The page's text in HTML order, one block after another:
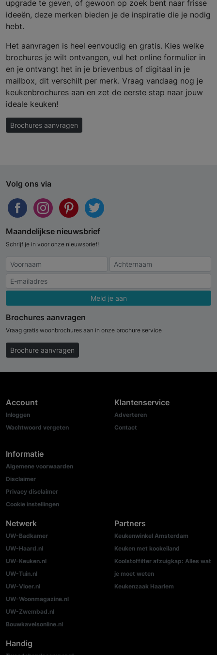
upgrade te geven, of gewoon op zoek bent naar frisse
ideeën, deze merken bieden je de inspiratie die je nodig
hebt.
Het aanvragen is heel eenvoudig en gratis. Kies welke
brochures je wilt ontvangen, vul het online formulier in
en je ontvangt het in je brievenbus of digitaal in je
mailbox, dit verschilt per merk. Vraag vandaag nog je
keukenbrochures aan en zet de eerste stap naar jouw
ideale keuken!
Brochures aanvragen
Volg ons via
Maandelijkse nieuwsbrief
Schrijf je in voor onze nieuwsbrief!
Meld je aan
Brochures aanvragen
Vraag gratis woonbrochures aan in onze brochure service
Brochure aanvragen
Account
Inloggen
Wachtwoord vergeten
Informatie
Algemene voorwaarden
Disclaimer
Privacy disclaimer
Cookie instellingen
Klantenservice
Adverteren
Contact
Netwerk
UW-Badkamer
UW-Haard.nl
UW-Keuken.nl
UW-Tuin.nl
UW-Vloer.nl
UW-Woonmagazine.nl
UW-Zwembad.nl
Bouwkavelsonline.nl
Partners
Keukenwinkel Amsterdam
Keuken met kookeiland
Koolstoffilter afzuigkap: Alles wat
je moet weten
Keukenzaak Haarlem
Handig